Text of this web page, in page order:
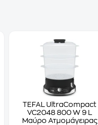
TEFAL UltraCompact
VC2048 800 W 9 L
Μαύρο Ατμομάγειρας